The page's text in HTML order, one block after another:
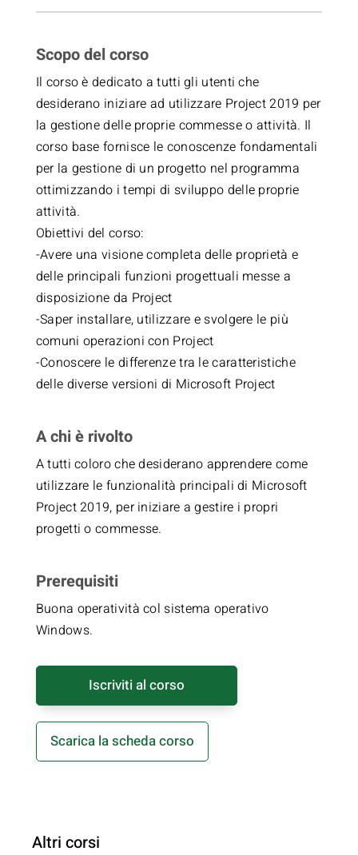
Scopo del corso
Il corso è dedicato a tutti gli utenti che
desiderano iniziare ad utilizzare Project 2019 per
la gestione delle proprie commesse o attività. Il
corso base fornisce le conoscenze fondamentali
per la gestione di un progetto nel programma
ottimizzando i tempi di sviluppo delle proprie
attività.
Obiettivi del corso:
-Avere una visione completa delle proprietà e
delle principali funzioni progettuali messe a
disposizione da Project
-Saper installare, utilizzare e svolgere le più
comuni operazioni con Project
-Conoscere le differenze tra le caratteristiche
delle diverse versioni di Microsoft Project
A chi è rivolto
A tutti coloro che desiderano apprendere come
utilizzare le funzionalità principali di Microsoft
Project 2019, per iniziare a gestire i propri
progetti o commesse.
Prerequisiti
Buona operatività col sistema operativo
Windows.
Iscriviti al corso
Scarica la scheda corso
Altri corsi